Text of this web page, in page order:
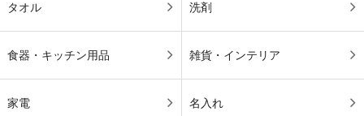
タオル 洗剤
食器・キッチン用品 雑貨・インテリア
家電 名入れ